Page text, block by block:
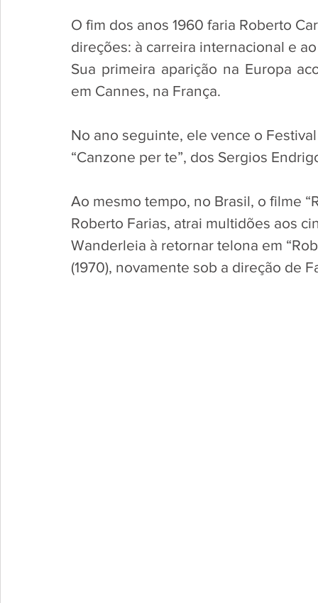
O fim dos anos 1960 faria Roberto
direções: à carreira internacional e
Sua primeira aparição na Europa
em Cannes, na França.
No ano seguinte, ele vence o
“Canzone per te”, dos Sergios
Ao mesmo tempo, no Brasil, o filme
Roberto Farias, atrai multidões aos
Wanderleia à retornar telona em
(1970), novamente sob a direção de